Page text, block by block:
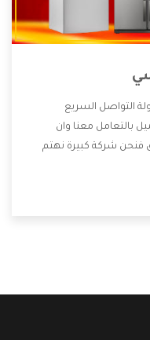
التواصل السريع
بالتعامل معنا وان
فنحن شركة كبيرة نهتم
التى تكون من أهم